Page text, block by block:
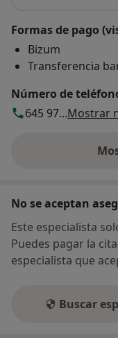
Formas de pago
Bizum
Transferencia
Número de
645 97...Mostrar
No se aceptan
Este especialista
Puedes pagar la
especialista que
Buscar